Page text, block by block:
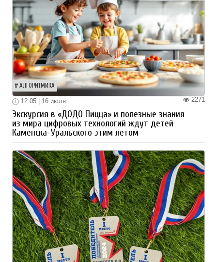
АЛГОРИТМИКА
2271
12:05 | 16 июля
Экскурсия в «ДОДО Пицца» и полезные знания
из мира цифровых технологий ждут детей
Каменска-Уральского этим летом